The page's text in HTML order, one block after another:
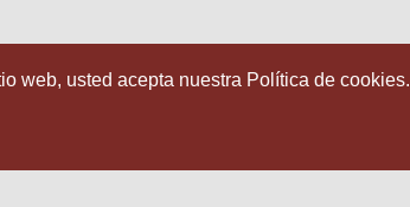
web, usted acepta nuestra Política de cookies.